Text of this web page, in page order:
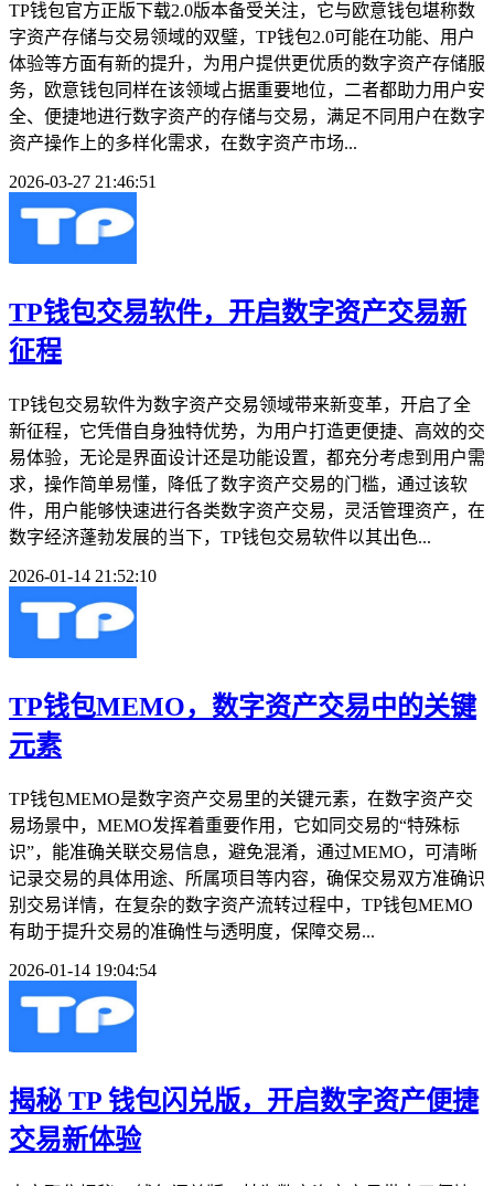
TP钱包官方正版下载2.0版本备受关注，它与欧意钱包堪称数
字资产存储与交易领域的双璧，TP钱包2.0可能在功能、用户
体验等方面有新的提升，为用户提供更优质的数字资产存储服
务，欧意钱包同样在该领域占据重要地位，二者都助力用户安
全、便捷地进行数字资产的存储与交易，满足不同用户在数字
资产操作上的多样化需求，在数字资产市场...
2026-03-27 21:46:51
TP钱包交易软件，开启数字资产交易新
征程
TP钱包交易软件为数字资产交易领域带来新变革，开启了全
新征程，它凭借自身独特优势，为用户打造更便捷、高效的交
易体验，无论是界面设计还是功能设置，都充分考虑到用户需
求，操作简单易懂，降低了数字资产交易的门槛，通过该软
件，用户能够快速进行各类数字资产交易，灵活管理资产，在
数字经济蓬勃发展的当下，TP钱包交易软件以其出色...
2026-01-14 21:52:10
TP钱包MEMO，数字资产交易中的关键
元素
TP钱包MEMO是数字资产交易里的关键元素，在数字资产交
易场景中，MEMO发挥着重要作用，它如同交易的“特殊标
识”，能准确关联交易信息，避免混淆，通过MEMO，可清晰
记录交易的具体用途、所属项目等内容，确保交易双方准确识
别交易详情，在复杂的数字资产流转过程中，TP钱包MEMO
有助于提升交易的准确性与透明度，保障交易...
2026-01-14 19:04:54
揭秘 TP 钱包闪兑版，开启数字资产便捷
交易新体验